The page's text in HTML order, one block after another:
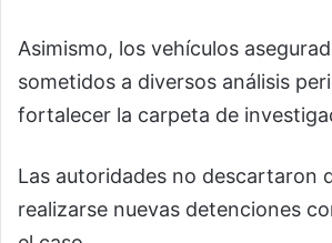
Asimismo, los vehículos
sometidos a diversos análisis
fortalecer la carpeta de
Las autoridades no descartaron
realizarse nuevas detenciones